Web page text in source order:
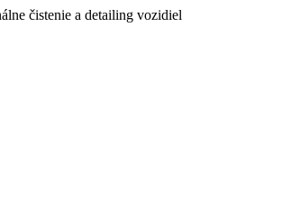
čistenie a detailing vozidiel